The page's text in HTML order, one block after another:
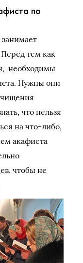
по
тем как
необходимы
Нужны они
что нельзя
на что-либо,
акафиста
чтобы не